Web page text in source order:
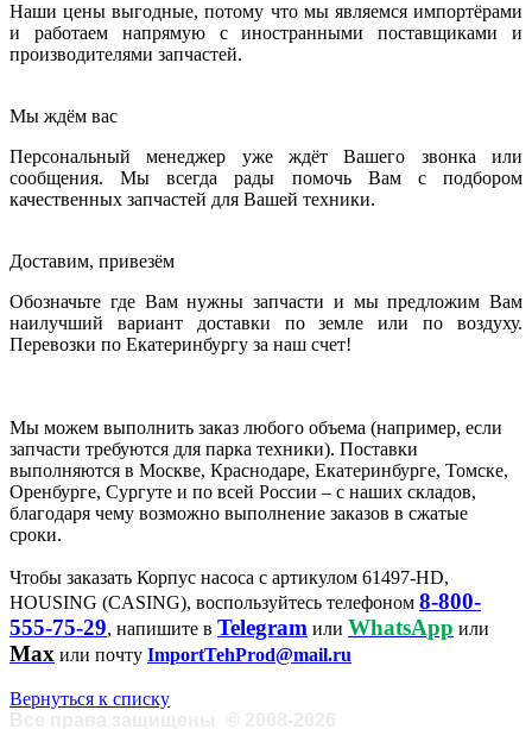
Наши цены выгодные, потому что мы являемся импортёрами
и работаем напрямую с иностранными поставщиками и
производителями запчастей.
Мы ждём вас
Персональный менеджер уже ждёт Вашего звонка или
сообщения. Мы всегда рады помочь Вам с подбором
качественных запчастей для Вашей техники.
Доставим, привезём
Обозначьте где Вам нужны запчасти и мы предложим Вам
наилучший вариант доставки по земле или по воздуху.
Перевозки по Екатеринбургу за наш счет!
Мы можем выполнить заказ любого объема (например, если
запчасти требуются для парка техники). Поставки
выполняются в Москве, Краснодаре, Екатеринбурге, Томске,
Оренбурге, Сургуте и по всей России – с наших складов,
благодаря чему возможно выполнение заказов в сжатые
сроки.
Чтобы заказать Корпус насоса с артикулом 61497-HD,
HOUSING (CASING), воспользуйтесь телефоном 8-800-
555-75-29, напишите в Telegram или WhatsApp или
Max или почту ImportTehProd@mail.ru
Вернуться к списку